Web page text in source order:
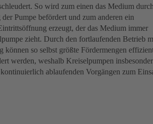
So wird zum einen das Medium
Pumpe befördert und zum anderen ein
erzeugt, der das Medium immer
zieht. Durch den fortlaufenden Betrieb
können so selbst größte Fördermengen
werden, weshalb Kreiselpumpen
ablaufenden Vorgängen zum